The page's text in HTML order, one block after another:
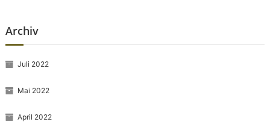
Archiv
Juli 2022
Mai 2022
April 2022